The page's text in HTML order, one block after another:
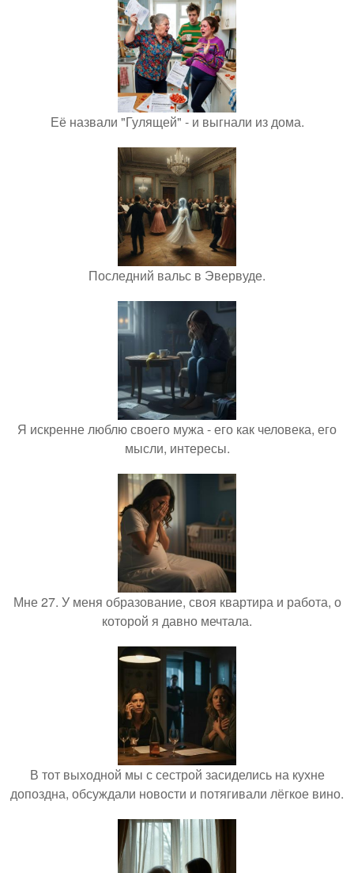
Её назвали "Гулящей" - и выгнали из дома.
Последний вальс в Эвервуде.
Я искренне люблю своего мужа - его как человека, его
мысли, интересы.
Мне 27. У меня образование, своя квартира и работа, о
которой я давно мечтала.
В тот выходной мы с сестрой засиделись на кухне
допоздна, обсуждали новости и потягивали лёгкое вино.